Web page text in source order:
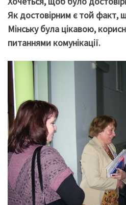
Як достовірним є той факт,
Мінську була цікавою,
питаннями комунікації.